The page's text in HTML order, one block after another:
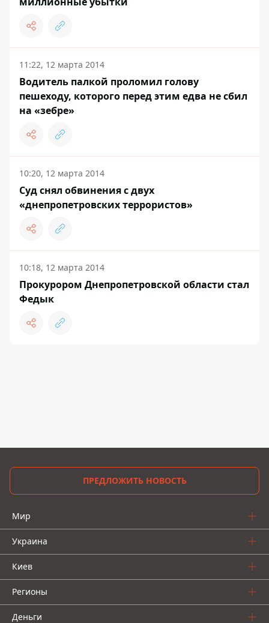
11:22, 12 марта 2014
Водитель палкой проломил голову
пешеходу, которого перед этим едва не сбил
на «зебре»
10:20, 12 марта 2014
Суд снял обвинения с двух
«днепропетровских террористов»
10:18, 12 марта 2014
Прокурором Днепропетровской области стал
Федык
ПРЕДЛОЖИТЬ НОВОСТЬ
Мир
Украина
Киев
Регионы
Деньги